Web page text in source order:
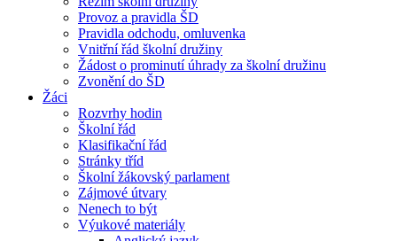
Provoz a pravidla ŠD
Pravidla odchodu, omluvenka
Vnitřní řád školní družiny
Žádost o prominutí úhrady za školní družinu
Zvonění do ŠD
Žáci
Rozvrhy hodin
Školní řád
Klasifikační řád
Stránky tříd
Školní žákovský parlament
Zájmové útvary
Nenech to být
Výukové materiály